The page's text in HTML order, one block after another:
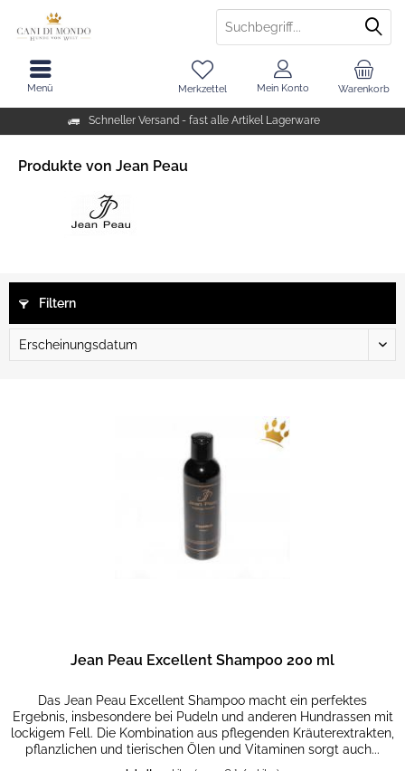
Schneller Versand - fast alle Artikel Lagerware
Warenkorb
Merkzettel Mein Konto
Menü
Produkte von Jean Peau
Filtern
Jean Peau Excellent Shampoo 200 ml
Das Jean Peau Excellent Shampoo macht ein perfektes
Ergebnis, insbesondere bei Pudeln und anderen Hundrassen mit
lockigem Fell. Die Kombination aus pflegenden Kräuterextrakten,
pflanzlichen und tierischen Ölen und Vitaminen sorgt auch...